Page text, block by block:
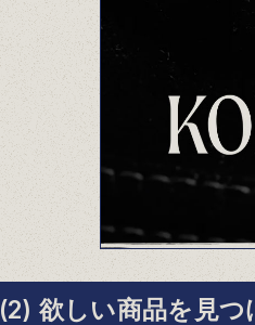
(2) 欲しい商品を見